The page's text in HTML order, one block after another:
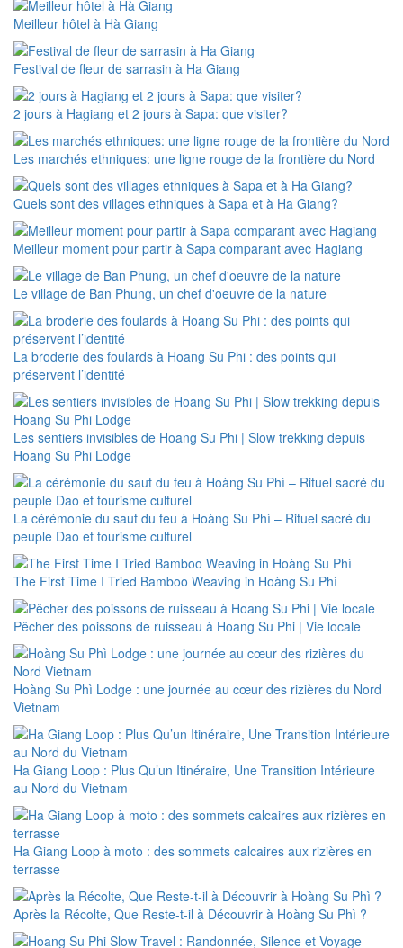
Meilleur hôtel à Hà Giang
Festival de fleur de sarrasin à Ha Giang
2 jours à Hagiang et 2 jours à Sapa: que visiter?
Les marchés ethniques: une ligne rouge de la frontière du Nord
Quels sont des villages ethniques à Sapa et à Ha Giang?
Meilleur moment pour partir à Sapa comparant avec Hagiang
Le village de Ban Phung, un chef d'oeuvre de la nature
La broderie des foulards à Hoang Su Phi : des points qui
préservent l’identité
Les sentiers invisibles de Hoang Su Phi | Slow trekking depuis
Hoang Su Phi Lodge
La cérémonie du saut du feu à Hoàng Su Phì – Rituel sacré du
peuple Dao et tourisme culturel
The First Time I Tried Bamboo Weaving in Hoàng Su Phì
Pêcher des poissons de ruisseau à Hoang Su Phi | Vie locale
Hoàng Su Phì Lodge : une journée au cœur des rizières du Nord
Vietnam
Ha Giang Loop : Plus Qu’un Itinéraire, Une Transition Intérieure
au Nord du Vietnam
Ha Giang Loop à moto : des sommets calcaires aux rizières en
terrasse
Après la Récolte, Que Reste-t-il à Découvrir à Hoàng Su Phì ?